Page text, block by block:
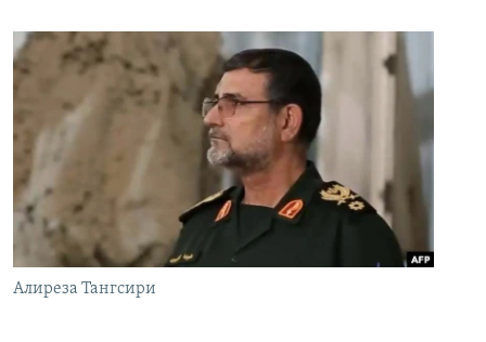
Алиреза Тангсири